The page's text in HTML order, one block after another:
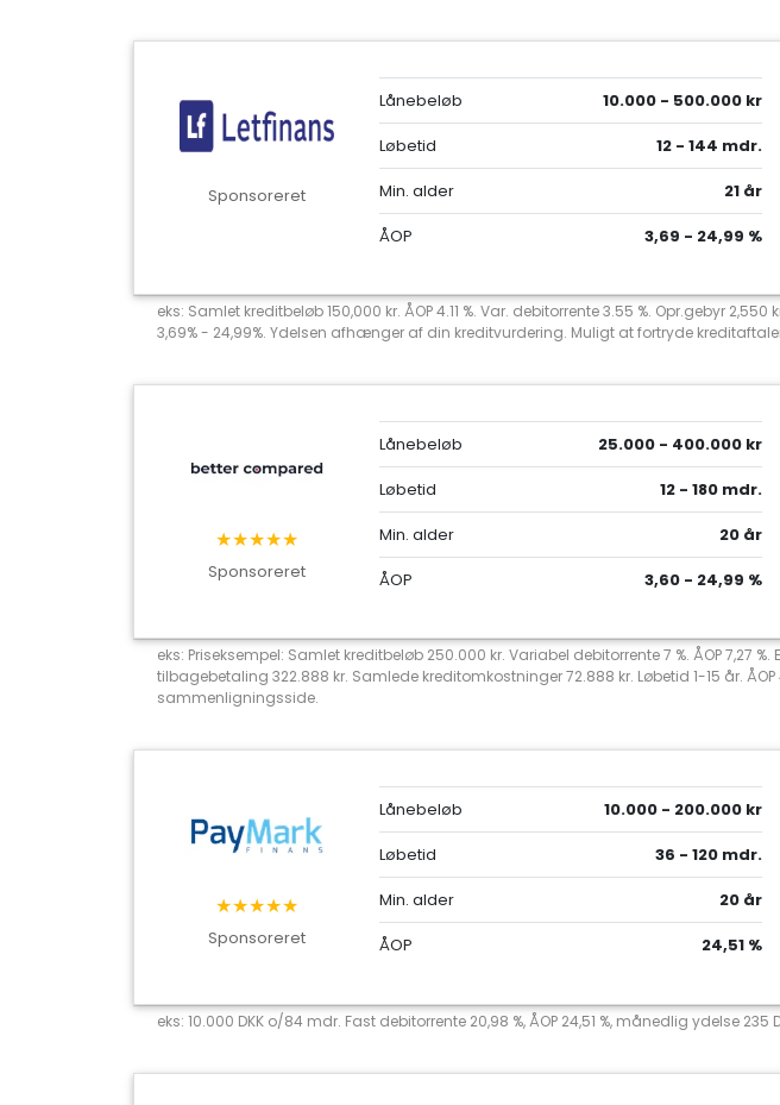
Sponsoreret
Lånebeløb
10.000 - 500.000 kr
Løbetid
12 - 144 mdr.
Min. alder
21 år
ÅOP
3,69 - 24,99 %
eks: Samlet kreditbeløb 150,000 kr. ÅOP 4.11 %. Var. debitorrente 3.55 %. Opr.gebyr
3,69% - 24,99%. Ydelsen afhænger af din kreditvurdering. Muligt at fortryde
★★★★★
Sponsoreret
Lånebeløb
25.000 - 400.000 kr
Løbetid
12 - 180 mdr.
Min. alder
20 år
ÅOP
3,60 - 24,99 %
eks: Priseksempel: Samlet kreditbeløb 250.000 kr. Variabel debitorrente 7 %. ÅOP
tilbagebetaling 322.888 kr. Samlede kreditomkostninger 72.888 kr. Løbetid 1-15 år.
sammenligningsside.
★★★★★
Sponsoreret
Lånebeløb
10.000 - 200.000 kr
Løbetid
36 - 120 mdr.
Min. alder
20 år
ÅOP
24,51 %
eks: 10.000 DKK o/84 mdr. Fast debitorrente 20,98 %, ÅOP 24,51 %, månedlig ydelse 235